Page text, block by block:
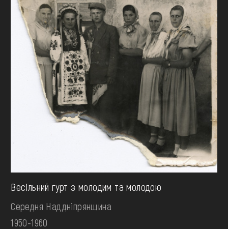
Весільний гурт з молодим та молодою
Середня Наддніпрянщина
1950-1960